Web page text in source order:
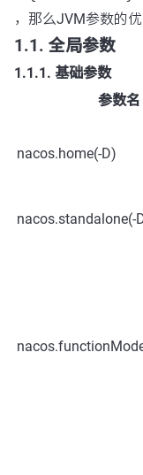
，那么JVM参数的优
1.1. 全局参数
1.1.1. 基础参数
参数名
nacos.home(-D)
nacos.standalone(-